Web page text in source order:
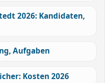
2026: Kandidaten,
Aufgaben
Kosten 2026